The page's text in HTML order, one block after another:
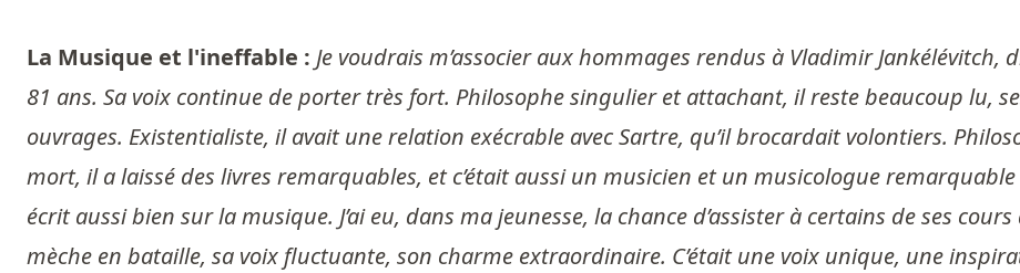
La Musique et l'ineffable : Je voudrais m’associer aux hommages rendus à Vladimir Jankélévitch,
81 ans. Sa voix continue de porter très fort. Philosophe singulier et attachant, il reste beaucoup lu,
ouvrages. Existentialiste, il avait une relation exécrable avec Sartre, qu’il brocardait volontiers.
mort, il a laissé des livres remarquables, et c’était aussi un musicien et un musicologue
écrit aussi bien sur la musique. J’ai eu, dans ma jeunesse, la chance d’assister à certains de ses
mèche en bataille, sa voix fluctuante, son charme extraordinaire. C’était une voix unique, une